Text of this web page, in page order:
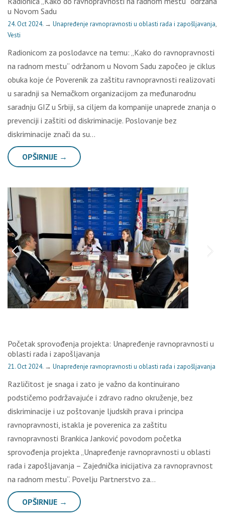
u Novom Sadu
24. Oct 2024. → Unapređenje ravnopravnosti u oblasti rada i zapošljavanja,
Vesti
Radionicom za poslodavce na temu: „Kako do ravnopravnosti
na radnom mestu“ održanom u Novom Sadu započeo je ciklus
obuka koje će Poverenik za zaštitu ravnopravnosti realizovati
u saradnji sa Nemačkom organizacijom za međunarodnu
saradnju GIZ u Srbiji, sa ciljem da kompanije unaprede znanja o
prevenciji i zaštiti od diskriminacije. Poslovanje bez
diskriminacije znači da su…
OPŠIRNIJE →
Početak sprovođenja projekta: Unapređenje ravnopravnosti u
oblasti rada i zapošljavanja
21. Oct 2024. → Unapređenje ravnopravnosti u oblasti rada i zapošljavanja
Različitost je snaga i zato je važno da kontinuirano
podstičemo podržavajuće i zdravo radno okruženje, bez
diskriminacije i uz poštovanje ljudskih prava i principa
ravnopravnosti, istakla je poverenica za zaštitu
ravnopravnosti Brankica Janković povodom početka
sprovođenja projekta „Unapređenje ravnopravnosti u oblasti
rada i zapošljavanja – Zajednička inicijativa za ravnopravnost
na radnom mestu“. Povelju Partnerstvo za…
OPŠIRNIJE →